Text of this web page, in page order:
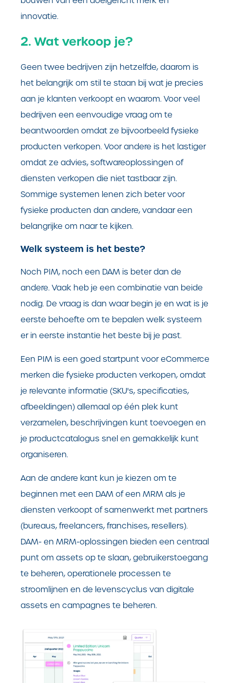
innovatie.
2. Wat verkoop je?
Geen twee bedrijven zijn hetzelfde, daarom is
het belangrijk om stil te staan bij wat je precies
aan je klanten verkoopt en waarom. Voor veel
bedrijven een eenvoudige vraag om te
beantwoorden omdat ze bijvoorbeeld fysieke
producten verkopen. Voor andere is het lastiger
omdat ze advies, softwareoplossingen of
diensten verkopen die niet tastbaar zijn.
Sommige systemen lenen zich beter voor
fysieke producten dan andere, vandaar een
belangrijke om naar te kijken.
Welk systeem is het beste?
Noch PIM, noch een DAM is beter dan de
andere. Vaak heb je een combinatie van beide
nodig. De vraag is dan waar begin je en wat is je
eerste behoefte om te bepalen welk systeem
er in eerste instantie het beste bij je past.
Een PIM is een goed startpunt voor eCommerce
merken die fysieke producten verkopen, omdat
je relevante informatie (SKU's, specificaties,
afbeeldingen) allemaal op één plek kunt
verzamelen, beschrijvingen kunt toevoegen en
je productcatalogus snel en gemakkelijk kunt
organiseren.
Aan de andere kant kun je kiezen om te
beginnen met een DAM of een MRM als je
diensten verkoopt of samenwerkt met partners
(bureaus, freelancers, franchises, resellers).
DAM- en MRM-oplossingen bieden een centraal
punt om assets op te slaan, gebruikerstoegang
te beheren, operationele processen te
stroomlijnen en de levenscyclus van digitale
assets en campagnes te beheren.